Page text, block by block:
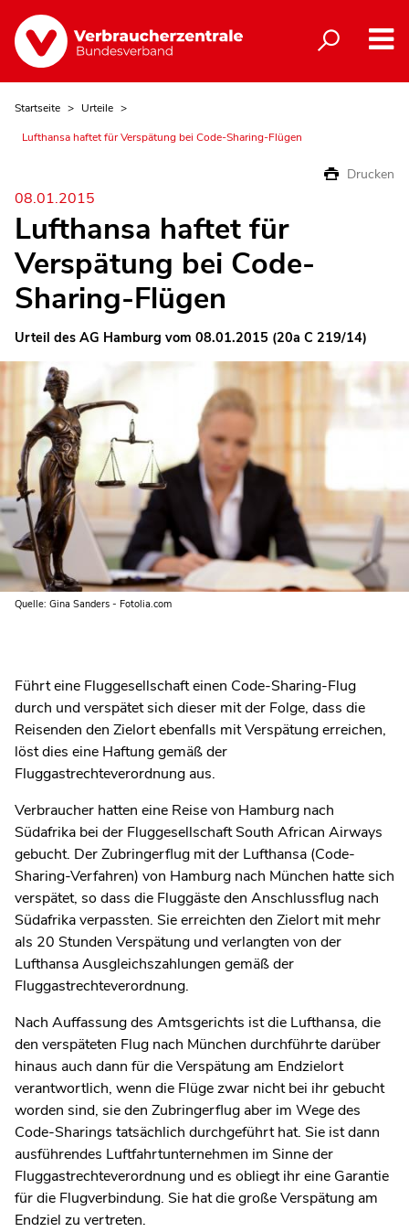
Startseite
Urteile
Lufthansa haftet für Verspätung bei Code-Sharing-Flügen
Drucken
08.01.2015
Lufthansa haftet für
Verspätung bei Code-
Sharing-Flügen
Urteil des AG Hamburg vom 08.01.2015 (20a C 219/14)
Quelle: Gina Sanders - Fotolia.com
Führt eine Fluggesellschaft einen Code-Sharing-Flug
durch und verspätet sich dieser mit der Folge, dass die
Reisenden den Zielort ebenfalls mit Verspätung erreichen,
löst dies eine Haftung gemäß der
Fluggastrechteverordnung aus.
Verbraucher hatten eine Reise von Hamburg nach
Südafrika bei der Fluggesellschaft South African Airways
gebucht. Der Zubringerflug mit der Lufthansa (Code-
Sharing-Verfahren) von Hamburg nach München hatte sich
verspätet, so dass die Fluggäste den Anschlussflug nach
Südafrika verpassten. Sie erreichten den Zielort mit mehr
als 20 Stunden Verspätung und verlangten von der
Lufthansa Ausgleichszahlungen gemäß der
Fluggastrechteverordnung.
Nach Auffassung des Amtsgerichts ist die Lufthansa, die
den verspäteten Flug nach München durchführte darüber
hinaus auch dann für die Verspätung am Endzielort
verantwortlich, wenn die Flüge zwar nicht bei ihr gebucht
worden sind, sie den Zubringerflug aber im Wege des
Code-Sharings tatsächlich durchgeführt hat. Sie ist dann
ausführendes Luftfahrtunternehmen im Sinne der
Fluggastrechteverordnung und es obliegt ihr eine Garantie
für die Flugverbindung. Sie hat die große Verspätung am
Endziel zu vertreten.